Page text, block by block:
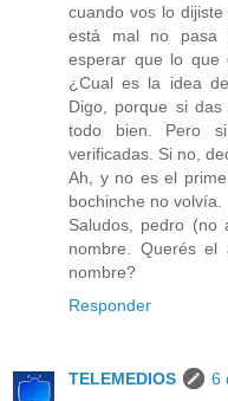
cuando vos lo
está mal no pasa
esperar que lo que
¿Cual es la idea
Digo, porque si das
todo bien. Pero
verificadas. Si no,
Ah, y no es el
bochinche no volvía.
Saludos, pedro (no
nombre. Querés el
nombre?
Responder
TELEMEDIOS
6